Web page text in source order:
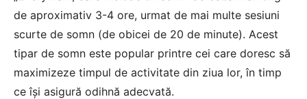
de aproximativ 3-4 ore, urmat de mai multe sesiuni
scurte de somn (de obicei de 20 de minute). Acest
tipar de somn este popular printre cei care doresc să
maximizeze timpul de activitate din ziua lor, în timp
ce își asigură odihnă adecvată.